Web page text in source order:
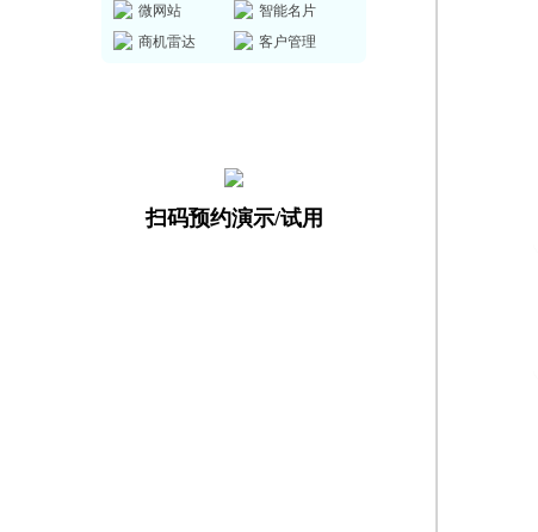
微网站
智能名片
商机雷达
客户管理
扫码预约演示/试用